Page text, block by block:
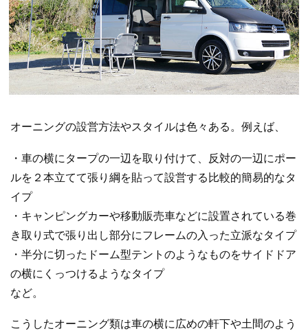
オーニングの設営方法やスタイルは色々ある。例えば、
・車の横にタープの一辺を取り付けて、反対の一辺にポー
ルを２本立てて張り綱を貼って設営する比較的簡易的なタ
イプ
・キャンピングカーや移動販売車などに設置されている巻
き取り式で張り出し部分にフレームの入った立派なタイプ
・半分に切ったドーム型テントのようなものをサイドドア
の横にくっつけるようなタイプ
など。
こうしたオーニング類は車の横に広めの軒下や土間のよう